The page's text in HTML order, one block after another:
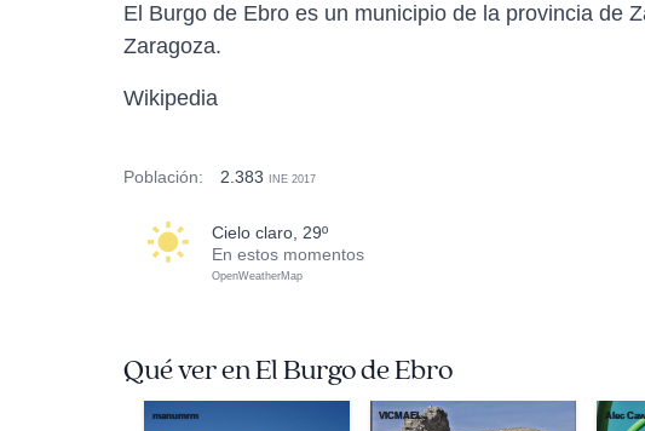
El Burgo de Ebro es un municipio de la provincia de
Zaragoza.
Wikipedia
Población: 2.383 INE 2017
cielo claro, 29º
En estos momentos
OpenWeatherMap
Qué ver en El Burgo de Ebro
manumrm VICMAEL Alec